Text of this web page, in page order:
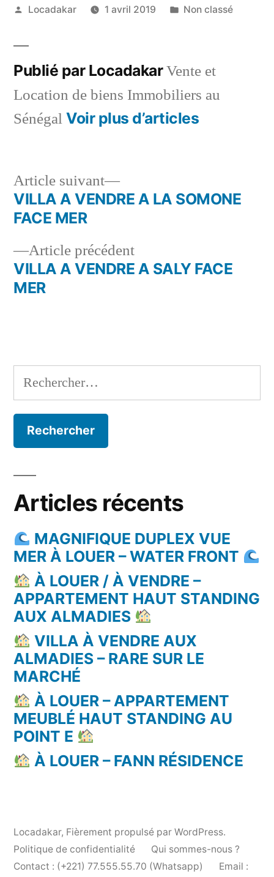
Publié
Locadakar 1 avril 2019
Publié
Non classé
Publié par LocadakarVente et
Location de biens Immobiliers au
Sénégal Voir plus d’articles
Navigation
l’article
Article précédentArticle
précédent :
VILLA A VENDRE A SALY FACE
MER
Article suivant
Article
suivant :
VILLA A VENDRE A LA SOMONE
FACE MER
Rechercher :
Articles récents
MAGNIFIQUE DUPLEX VUE
MER À LOUER – WATER FRONT
À LOUER / À VENDRE –
APPARTEMENT HAUT STANDING
AUX ALMADIES
VILLA À VENDRE AUX
ALMADIES – RARE SUR LE
MARCHÉ
À LOUER – APPARTEMENT
MEUBLÉ HAUT STANDING AU
POINT E
À LOUER – FANN RÉSIDENCE
Locadakar, Fièrement propulsé par WordPress.
Politique de confidentialité
Qui sommes-nous ?
Contact : (+221) 77.555.55.70 (Whatsapp)
Email :